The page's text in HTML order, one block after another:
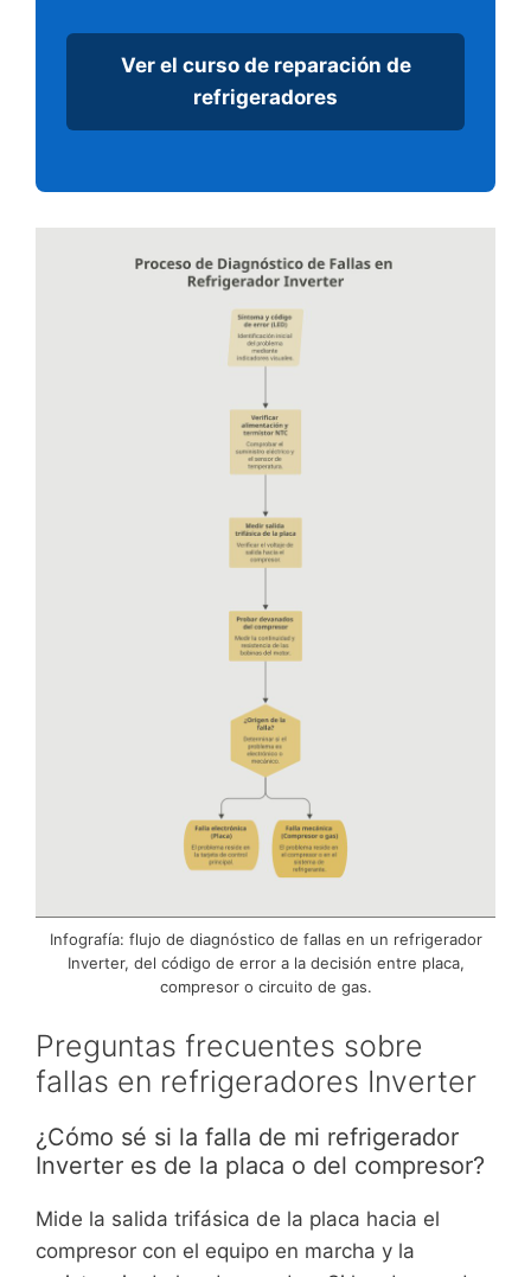
Ver el curso de reparación de
refrigeradores
Infografía: flujo de diagnóstico de fallas en un refrigerador
Inverter, del código de error a la decisión entre placa,
compresor o circuito de gas.
Preguntas frecuentes sobre
fallas en refrigeradores Inverter
¿Cómo sé si la falla de mi refrigerador
Inverter es de la placa o del compresor?
Mide la salida trifásica de la placa hacia el
compresor con el equipo en marcha y la